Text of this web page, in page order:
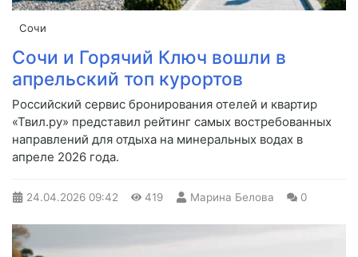
Сочи
Сочи и Горячий Ключ вошли в
апрельский топ курортов
Российский сервис бронирования отелей и квартир
«Твил.ру» представил рейтинг самых востребованных
направлений для отдыха на минеральных водах в
апреле 2026 года.
24.04.2026 09:42 419 Марина Белова 0